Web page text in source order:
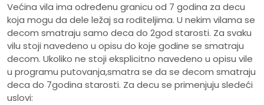
Većina vila ima određenu granicu od 7 godina za decu
koja mogu da dele ležaj sa roditeljima. U nekim vilama se
decom smatraju samo deca do 2god starosti. Za svaku
vilu stoji navedeno u opisu do koje godine se smatraju
decom. Ukoliko ne stoji eksplicitno navedeno u opisu vile
u programu putovanja,smatra se da se decom smatraju
deca do 7godina starosti. Za decu se primenjuju sledeći
uslovi: